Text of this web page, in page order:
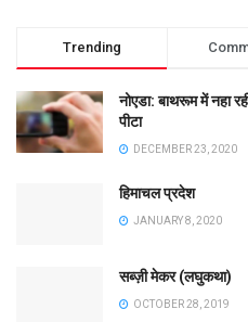
Trending
नोएडा: बाथरूम में नहा
पीटा
DECEMBER 23, 2020
हिमाचल प्रदेश
JANUARY 8, 2020
सब्ज़ी मेकर (लघुकथा)
OCTOBER 28, 2019